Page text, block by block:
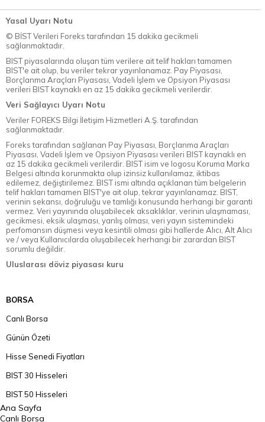
Yasal Uyarı Notu
© BİST Verileri Foreks tarafından 15 dakika gecikmeli
sağlanmaktadır.
BIST piyasalarında oluşan tüm verilere ait telif hakları tamamen
BIST'e ait olup, bu veriler tekrar yayınlanamaz. Pay Piyasası,
Borçlanma Araçları Piyasası, Vadeli İşlem ve Opsiyon Piyasası
verileri BIST kaynaklı en az 15 dakika gecikmeli verilerdir.
Veri Sağlayıcı Uyarı Notu
Veriler FOREKS Bilgi İletişim Hizmetleri A.Ş. tarafından
sağlanmaktadır.
Foreks tarafından sağlanan Pay Piyasası, Borçlanma Araçları
Piyasası, Vadeli İşlem ve Opsiyon Piyasası verileri BIST kaynaklı en
az 15 dakika gecikmeli verilerdir. BIST isim ve logosu Koruma Marka
Belgesi altında korunmakta olup izinsiz kullanılamaz, iktibas
edilemez, değiştirilemez. BIST ismi altında açıklanan tüm belgelerin
telif hakları tamamen BIST'ye ait olup, tekrar yayınlanamaz. BIST,
verinin sekansı, doğruluğu ve tamlığı konusunda herhangi bir garanti
vermez. Veri yayınında oluşabilecek aksaklıklar, verinin ulaşmaması,
gecikmesi, eksik ulaşması, yanlış olması, veri yayın sistemindeki
perfomansın düşmesi veya kesintili olması gibi hallerde Alıcı, Alt Alıcı
ve / veya Kullanıcılarda oluşabilecek herhangi bir zarardan BIST
sorumlu değildir.
Uluslarası döviz piyasası kuru
BORSA
Canlı Borsa
Günün Özeti
Hisse Senedi Fiyatları
BIST 30 Hisseleri
BIST 50 Hisseleri
BIST 100 Hisseleri
Ana Sayfa
Canlı Borsa